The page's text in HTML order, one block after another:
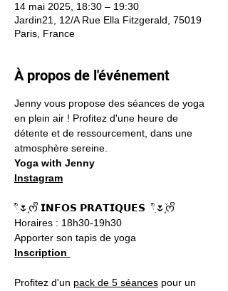
14 mai 2025, 18:30 – 19:30
Jardin21, 12/A Rue Ella Fitzgerald, 75019
Paris, France
À propos de l'événement
Jenny vous propose des séances de yoga
en plein air ! Profitez d'une heure de
détente et de ressourcement, dans une
atmosphère sereine.
Yoga with Jenny
Instagram
𓍢ִ໋🌷͙ᰔᩚ 𝗜𝗡𝗙𝗢𝗦 𝗣𝗥𝗔𝗧𝗜𝗤𝗨𝗘𝗦  𓍢ִ໋🌷͙֒ᰔᩚ
Horaires : 18h30-19h30
Apporter son tapis de yoga
Inscription
Profitez d'un pack de 5 séances pour un